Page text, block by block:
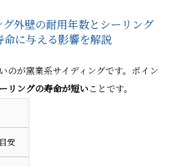
グ外壁の耐用年数とシーリング
命に与える影響を解説
のが窯業系サイディングです。ポイン
リングの寿命が短いことです。
安